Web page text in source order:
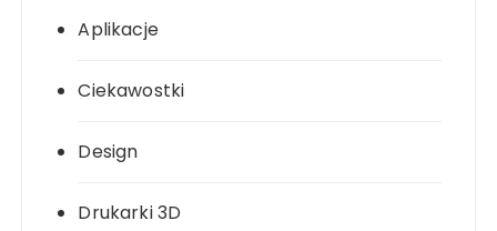
Aplikacje
Ciekawostki
Design
Drukarki 3D